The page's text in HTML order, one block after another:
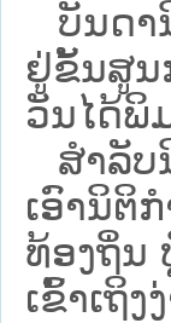
ບັນດາ
ຢູ່ຂັ້ນ​ສູນ​
ວັນໄດ້ພິ
ສຳລັບ
ເອົານິຕິ
ທ້ອງຖິ່ນ
ເຂົ້າເຖິງ